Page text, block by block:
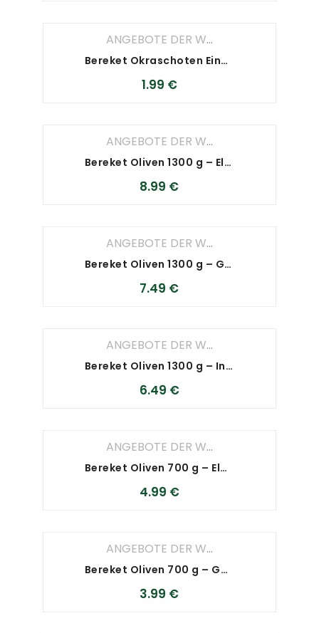
ANGEBOTE DER WOCHE
Bereket Okraschoten Eingelegt 650 g – Sultani
1.99 €
ANGEBOTE DER WOCHE
Bereket Oliven 1300 g – Elmas
8.99 €
ANGEBOTE DER WOCHE
Bereket Oliven 1300 g – Gold
7.49 €
ANGEBOTE DER WOCHE
Bereket Oliven 1300 g – Inci
6.49 €
ANGEBOTE DER WOCHE
Bereket Oliven 700 g – Elmas
4.99 €
ANGEBOTE DER WOCHE
Bereket Oliven 700 g – Gold
3.99 €